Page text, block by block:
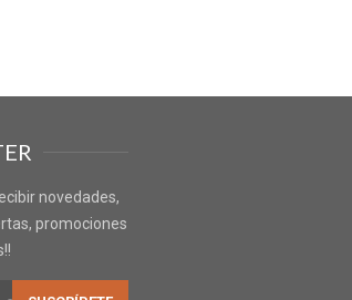
novedades,
promociones